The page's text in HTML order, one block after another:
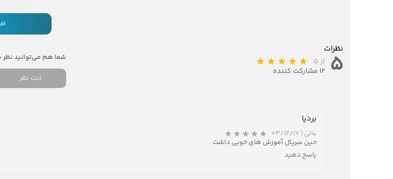
نظرات
۵ از ۵
۱۲ مشارکت کننده
ثبت نظر
بردیا
عالی | ۰۳/۱۲/۱۷
حین سریال آموزش های خوبی داشت
پاسخ دهید